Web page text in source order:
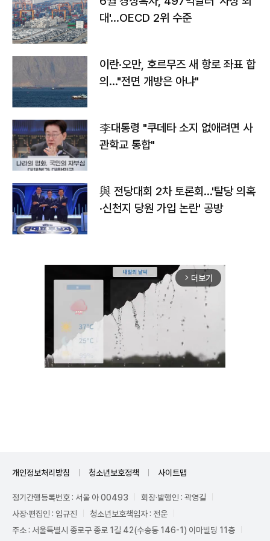
대'…OECD 2위 수준
이란·오만, 호르무즈 새 항로 좌표 합
의…"전면 개방은 아냐"
李대통령 "쿠데타 소지 없애려면 사
관학교 통합"
與 전당대회 2차 토론회…'탈당 의혹
·신천지 당원 가입 논란' 공방
arrow_forward_ios 더보기
개인정보처리방침 청소년보호정책 사이트맵
정기간행등록번호 : 서울 아 00493
회장·발행인 : 곽영길
사장·편집인 : 임규진
청소년보호책임자 : 전운
주소 : 서울특별시 종로구 종로 1길 42(수송동 146-1) 이마빌딩 11층